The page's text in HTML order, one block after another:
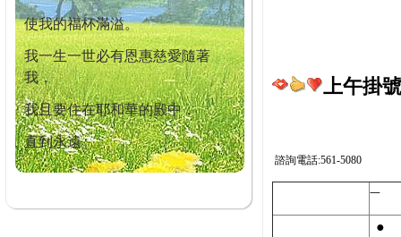
使我的福杯滿溢。
我一生一世必有恩惠慈愛隨著
我，
我且要住在耶和華的殿中，
直到永遠。
上午掛
諮詢電話:561-5080
一
●